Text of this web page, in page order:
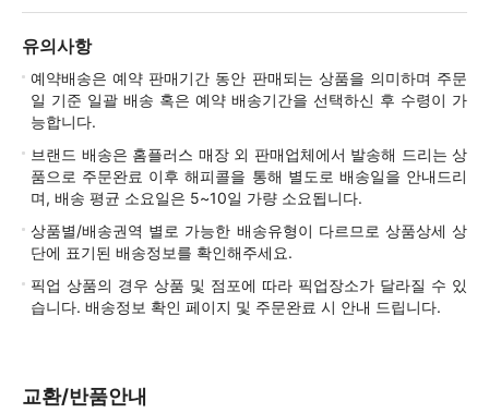
유의사항
예약배송은 예약 판매기간 동안 판매되는 상품을 의미하며 주문
일 기준 일괄 배송 혹은 예약 배송기간을 선택하신 후 수령이 가
능합니다.
브랜드 배송은 홈플러스 매장 외 판매업체에서 발송해 드리는 상
품으로 주문완료 이후 해피콜을 통해 별도로 배송일을 안내드리
며, 배송 평균 소요일은 5~10일 가량 소요됩니다.
상품별/배송권역 별로 가능한 배송유형이 다르므로 상품상세 상
단에 표기된 배송정보를 확인해주세요.
픽업 상품의 경우 상품 및 점포에 따라 픽업장소가 달라질 수 있
습니다. 배송정보 확인 페이지 및 주문완료 시 안내 드립니다.
교환/반품안내